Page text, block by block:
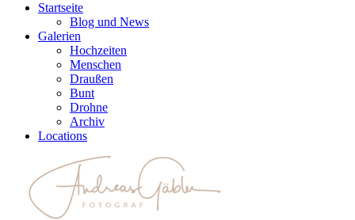
Startseite
Blog und News
Galerien
Hochzeiten
Menschen
Draußen
Bunt
Drohne
Archiv
Locations